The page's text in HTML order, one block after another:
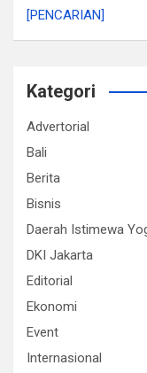
[PENCARIAN]
Kategori
Advertorial
Bali
Berita
Bisnis
Daerah Istimewa
DKI Jakarta
Editorial
Ekonomi
Event
Internasional